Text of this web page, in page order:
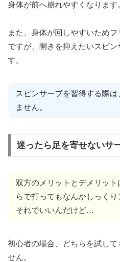
身体が前へ崩れやすくなります
また、身体が回しやすいため
ですが、開きを抑えたいスピ
す。
スピンサーブを習得する際
ません。
迷ったら足を寄せないサ
双方のメリットとデメリッ
らで打ってもなんかしっく
それでいいんだけど…
初心者の場合、どちらを試して
せん。